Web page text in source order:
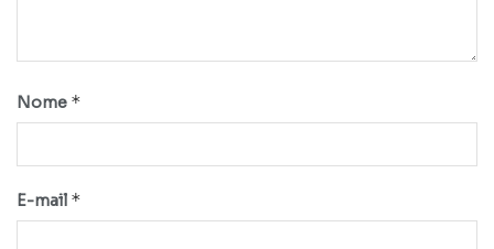
Nome *
E-mail *